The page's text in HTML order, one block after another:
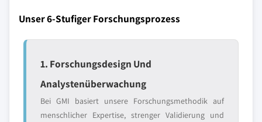
Unser 6-Stufiger Forschungsprozess
1. Forschungsdesign Und
Analystenüberwachung
Bei GMI basiert unsere Forschungsmethodik auf
menschlicher Expertise, strenger Validierung und